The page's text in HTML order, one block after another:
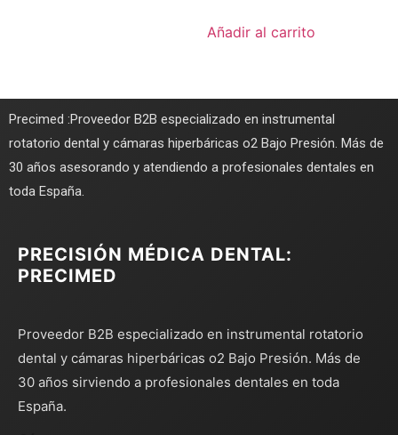
Añadir al carrito
Precimed :Proveedor B2B especializado en instrumental
rotatorio dental y cámaras hiperbáricas o2 Bajo Presión. Más de
30 años asesorando y atendiendo a profesionales dentales en
toda España.
PRECISIÓN MÉDICA DENTAL:
PRECIMED
Proveedor B2B especializado en instrumental rotatorio
dental y cámaras hiperbáricas o2 Bajo Presión. Más de
30 años sirviendo a profesionales dentales en toda
España.